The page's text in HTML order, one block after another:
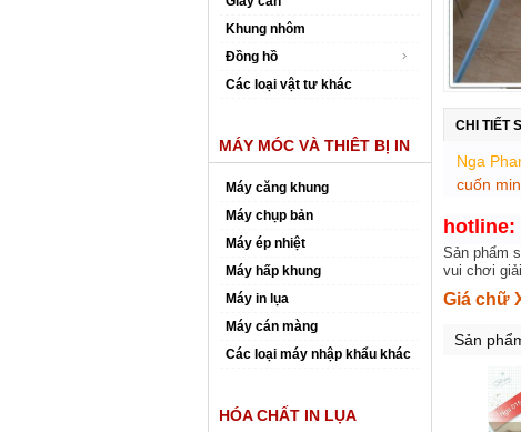
Khung nhôm
Đồng hồ
Các loại vật tư khác
MÁY MÓC VÀ THIÊT BỊ IN
Máy căng khung
Máy chụp bản
Máy ép nhiệt
Máy hấp khung
Máy in lụa
Máy cán màng
Các loại máy nhập khẩu khác
HÓA CHẤT IN LỤA
CHI TIẾT
Nga
cuốn
hotline:
Sản phẩm
vui chơi
Giá chữ
Sản